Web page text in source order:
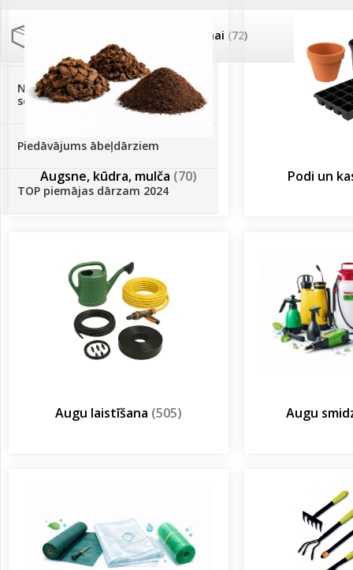
Palīglīdzekļi augu audzēšanai (72)
Klientu Diena
Novatec - izcils mēslošanai arī
sezonas otrajā pusē!
Piedāvājums ābeļdārziem
TOP piemājas dārzam 2024
Augsne, kūdra, mulča (70) Podi un
Augu laistīšana (505) Augu